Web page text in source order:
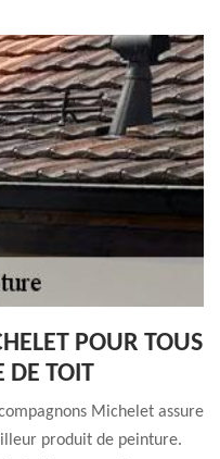
POUR TOUS
DE TOIT
Michelet assure
produit de peinture.